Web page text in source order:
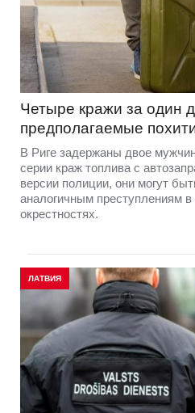
Четыре кражи за один
предполагаемые
В Риге задержаны двое
серии краж топлива с
версии полиции, они могут
аналогичным преступлениям в
окрестностях.
ЛАТВИЯ